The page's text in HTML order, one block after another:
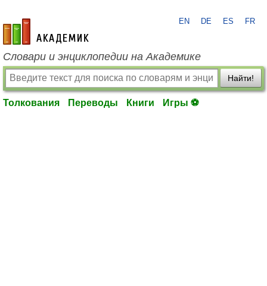
academic.ru
EN DE ES FR
Словари и энциклопедии на Академике
Найти!
Толкования Переводы Книги Игры ⚽